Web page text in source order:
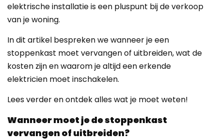
elektrische installatie is een pluspunt bij de verkoop
van je woning.
In dit artikel bespreken we wanneer je een
stoppenkast moet vervangen of uitbreiden, wat de
kosten zijn en waarom je altijd een erkende
elektricien moet inschakelen.
Lees verder en ontdek alles wat je moet weten!
Wanneer moet je de stoppenkast
vervangen of uitbreiden?